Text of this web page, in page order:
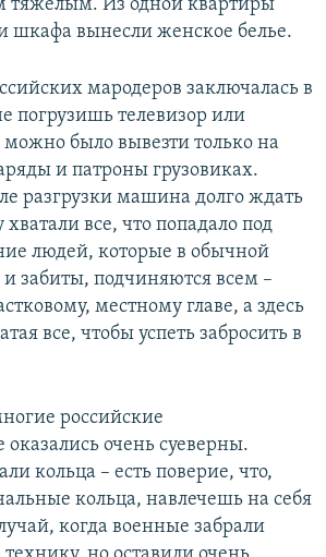
тяжелым. Из одной квартиры
шкафа вынесли женское белье.
мародеров заключалась в
погрузишь телевизор или
было вывезти только на
и патроны грузовиках.
разгрузки машина долго ждать
хватали все, что попадало под
людей, которые в обычной
забиты, подчиняются всем –
местному главе, а здесь
все, чтобы успеть забросить в
российские
очень суеверны.
кольца – есть поверие, что,
кольца, навлечешь на себя
когда военные забрали